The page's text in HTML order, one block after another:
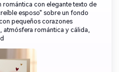
romántica con elegante texto de
esposo" sobre un fondo
pequeños corazones
romántica y cálida,